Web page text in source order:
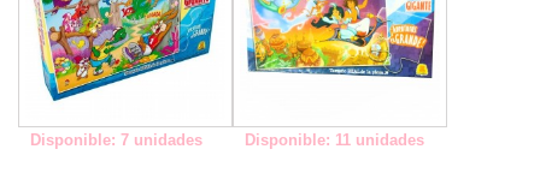
Disponible: 7 unidades Disponible: 11 unidades